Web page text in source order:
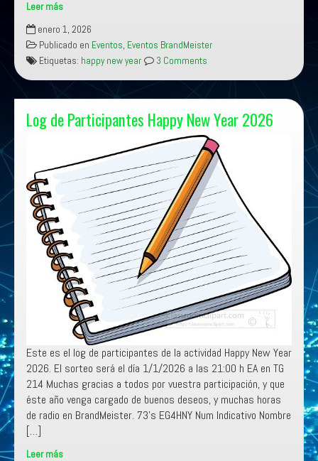
Premiados
Happy
New
Year
enero 1, 2026
,
Etiquetas:
happy new year
Log de Participantes Happy New Year 2026
Este es el log de participantes de la actividad Happy New Year
2026. El sorteo será el día 1/1/2026 a las 21:00 h EA en TG
214 Muchas gracias a todos por vuestra participación, y que
éste año venga cargado de buenos deseos, y muchas horas
de radio en BrandMeister. 73’s EG4HNY Num Indicativo Nombre
[…]